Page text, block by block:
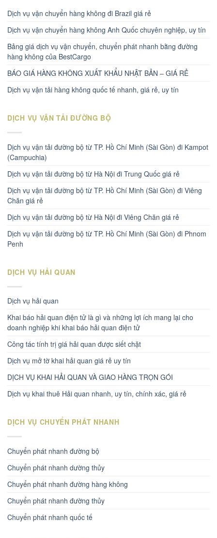
Dịch vụ vận chuyển hàng không đi Brazil giá rẻ
Dịch vụ vận chuyển hàng không Anh Quốc chuyên nghiệp, uy tín
Bảng giá dịch vụ vận chuyển, chuyển phát nhanh bằng đường
hàng không của BestCargo
BÁO GIÁ HÀNG KHÔNG XUẤT KHẨU NHẬT BẢN – GIÁ RẺ
Dịch vụ vận tải hàng không quốc tế nhanh, giá rẻ, uy tín
DỊCH VỤ VẬN TẢI ĐƯỜNG BỘ
Dịch vụ vận tải đường bộ từ TP. Hồ Chí Minh (Sài Gòn) đi Kampot
(Campuchia)
Dịch vụ vận tải đường bộ từ Hà Nội đi Trung Quốc giá rẻ
Dịch vụ vận tải đường bộ từ TP. Hồ Chí Minh (Sài Gòn) đi Viêng
Chăn giá rẻ
Dịch vụ vận tải đường bộ từ Hà Nội đi Viêng Chăn giá rẻ
Dịch vụ vận tải đường bộ từ TP. Hồ Chí Minh (Sài Gòn) đi Phnom
Penh
DỊCH VỤ HẢI QUAN
Dịch vụ hải quan
Khai báo hải quan điện tử là gì và những lợi ích mang lại cho
doanh nghiệp khi khai báo hải quan điện tử
Công tác tính trị giá hải quan được siết chặt
Dịch vụ mở tờ khai hải quan giá rẻ uy tín
DỊCH VỤ KHAI HẢI QUAN VÀ GIAO HÀNG TRỌN GÓI
Dịch vụ khai thuê Hải quan nhanh, uy tín, chính xác, giá rẻ
DỊCH VỤ CHUYỂN PHÁT NHANH
Chuyển phát nhanh đường bộ
Chuyển phát nhanh dường thủy
Chuyển phát nhanh đường hàng không
Chuyển phát nhanh đường thủy
Chuyển phát nhanh quốc tế